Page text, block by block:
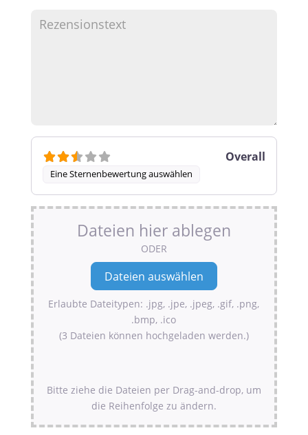
Eine Sternenbewertung auswählen
Overall
Dateien hier ablegen
ODER
Erlaubte Dateitypen: .jpg, .jpe, .jpeg, .gif, .png,
.bmp, .ico
(3 Dateien können hochgeladen werden.)
Bitte ziehe die Dateien per Drag-and-drop, um
die Reihenfolge zu ändern.